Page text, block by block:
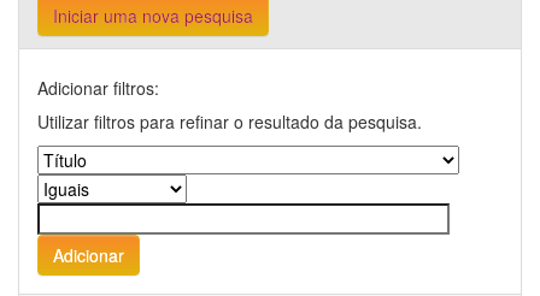
Iniciar uma nova pesquisa
Adicionar filtros:
Utilizar filtros para refinar o resultado da pesquisa.